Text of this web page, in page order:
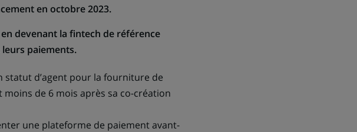
en octobre 2023.
devenant la fintech de référence
paiements.
statut d’agent pour la fourniture de
de 6 mois après sa co-création
une plateforme de paiement avant-